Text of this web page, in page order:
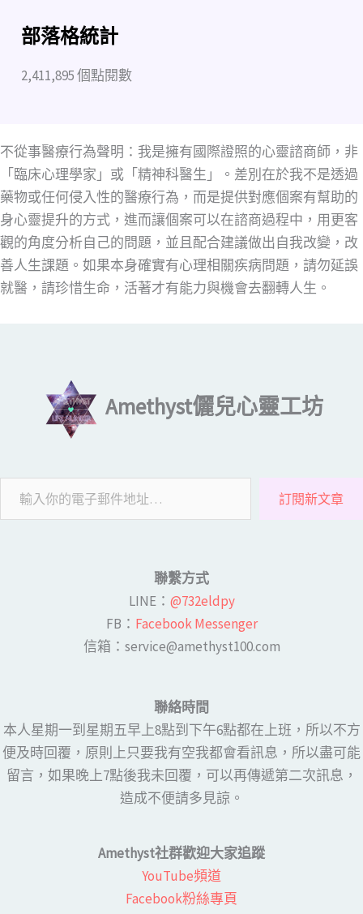
部落格統計
2,411,895 個點閱數
不從事醫療行為聲明：我是擁有國際證照的心靈諮商師，非
「臨床心理學家」或「精神科醫生」。差別在於我不是透過
藥物或任何侵入性的醫療行為，而是提供對應個案有幫助的
身心靈提升的方式，進而讓個案可以在諮商過程中，用更客
觀的角度分析自己的問題，並且配合建議做出自我改變，改
善人生課題。如果本身確實有心理相關疾病問題，請勿延誤
就醫，請珍惜生命，活著才有能力與機會去翻轉人生。
Amethyst儷兒心靈工坊
訂閱新文章
聯繫方式
LINE​： @732eldpy
FB：​ Facebook Messenger
​​信箱：service@amethyst100.com
聯絡時間
本人星期一到星期五早上8點到下午6點都在上班，所以不方
便及時回覆，原則上只要我有空我都會看訊息，所以盡可能
留言，如果晚上7點後我未回覆，可以再傳遞第二次訊息，
造成不便請多見諒。
Amethyst社群歡迎大家追蹤
YouTube頻道
Facebook粉絲專頁​